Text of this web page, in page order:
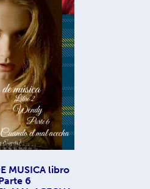
MUSICA libro
6